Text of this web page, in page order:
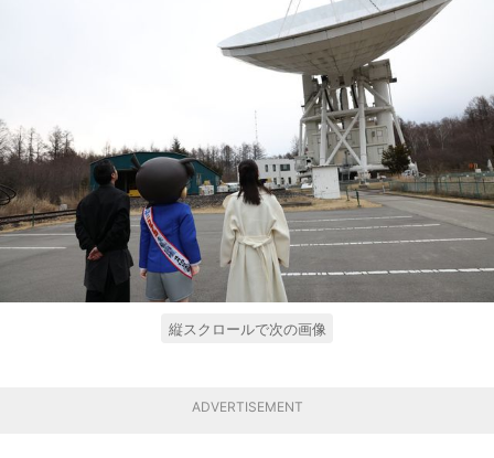
縦スクロールで次の画像
ADVERTISEMENT